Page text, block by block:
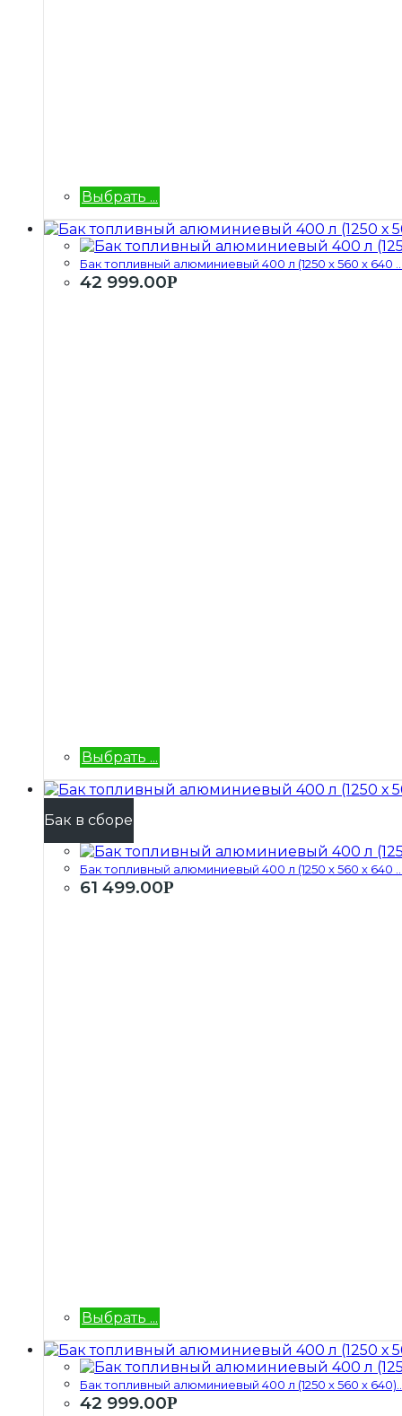
Выбрать ...
Бак топливный алюминиевый 400 л (1250 х 560 х 640
42 999.00Р
Выбрать ...
Бак в сборе
Бак топливный алюминиевый 400 л (1250 х 560 х 640
61 499.00Р
Выбрать ...
Бак топливный алюминиевый 400 л (1250 х 560 х
42 999.00Р